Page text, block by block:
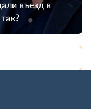
въезд в